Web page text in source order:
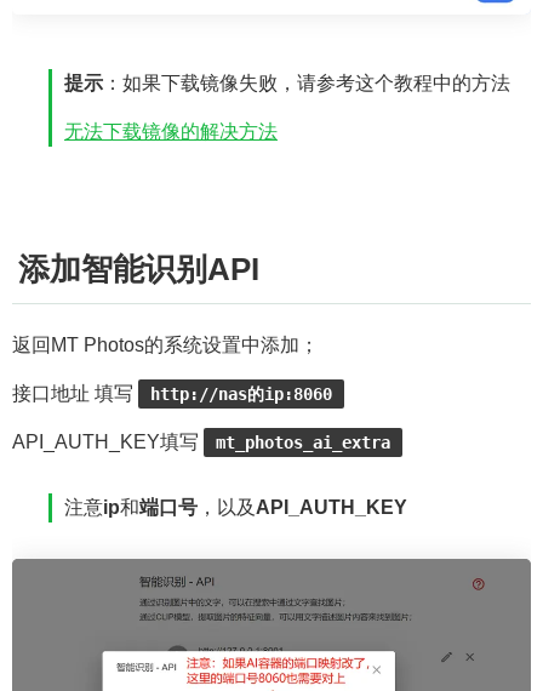
提示 ：如果下载镜像失败，请参考这个教程中的方法
无法下载镜像的解决方法
添加智能识别API
返回MT Photos的系统设置中添加；
接口地址 填写 http://nas的ip:8060
API_AUTH_KEY填写 mt_photos_ai_extra
注意ip和端口号 ，以及 API_AUTH_KEY